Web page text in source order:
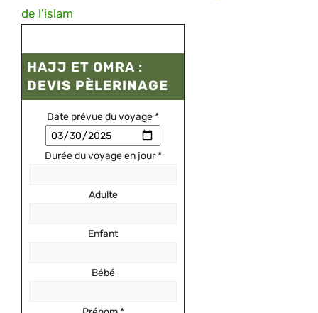
de l’islam
HAJJ ET OMRA :
DEVIS PÈLERINAGE
Date prévue du voyage*
Durée du voyage en jour*
Adulte
Enfant
Bébé